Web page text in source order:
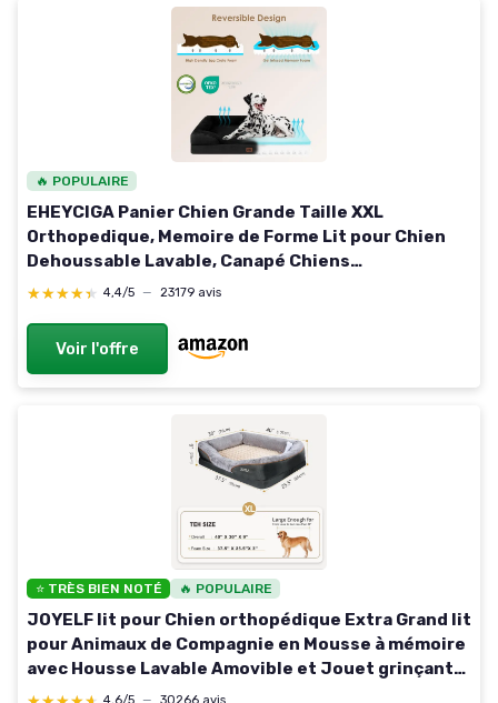
🔥 POPULAIRE
EHEYCIGA Panier Chien Grande Taille XXL
Orthopedique, Memoire de Forme Lit pour Chien
Dehoussable Lavable, Canapé Chiens
Imperméable, Noir L 112 x l 81 x H 16.5 cm Noir
★★★★★
★★★★★ 4,4/5 — 23179 avis
Voir l'offre
⭐ TRÈS BIEN NOTÉ 🔥 POPULAIRE
JOYELF lit pour Chien orthopédique Extra Grand lit
pour Animaux de Compagnie en Mousse à mémoire
avec Housse Lavable Amovible et Jouet grinçant
comme Cadeau L 101 x l 76 x H 23 cm